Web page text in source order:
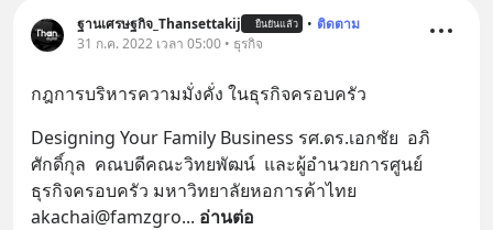
ฐานเศรษฐกิจ_Thansettakij ยืนยันแล้ว • ติดตาม
31 ก.ค. 2022 เวลา 05:00 • ธุรกิจ
กฎการบริหารความมั่งคั่ง ในธุรกิจครอบครัว
Designing Your Family Business รศ.ดร.เอกชัย  อภิ
ศักดิ์กุล  คณบดีคณะวิทยพัฒน์  และผู้อำนวยการศูนย์
ธุรกิจครอบครัว มหาวิทยาลัยหอการค้าไทย
akachai@famzgro... อ่านต่อ